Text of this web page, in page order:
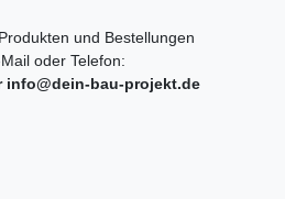
und Bestellungen
oder Telefon:
info@dein-bau-projekt.de